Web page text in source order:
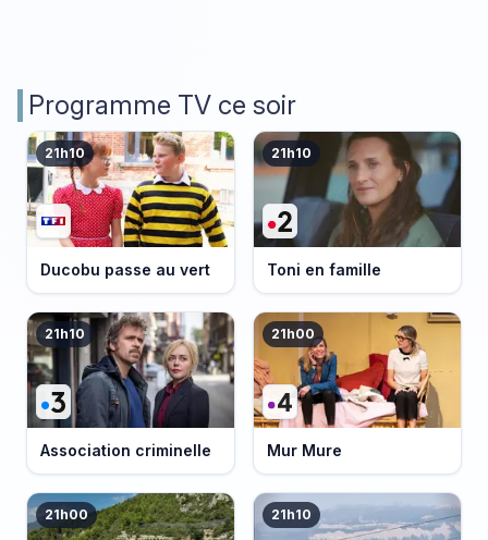
Programme TV ce soir
21h10
Ducobu passe au vert
21h10
Toni en famille
21h10
Association criminelle
21h00
Mur Mure
21h00 21h10